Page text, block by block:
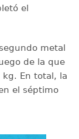
el
metal
de la que
kg. En total, la
el séptimo